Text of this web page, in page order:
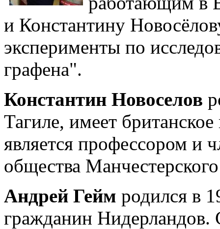
и Константину
эксперименты по
графена".
Константин Новоселов
Тагиле, имеет
является профессором и
общества
Андрей Гейм родился в
гражданин Нидерландов.